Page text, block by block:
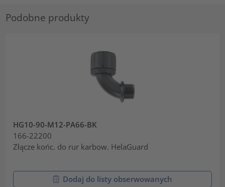
Podobne produkty
HG10-90-M12-PA66-BK
166-22200
Złącze końc. do rur karbow. HelaGuard
Dodaj do listy obserwowanych